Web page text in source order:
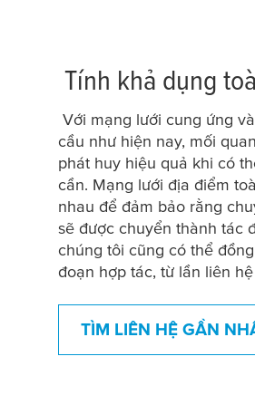
Tính khả dụng
Với mạng lưới cung ứng
cầu như hiện nay, mối
phát huy hiệu quả khi có
cần. Mạng lưới địa điểm
nhau để đảm bảo rằng
sẽ được chuyển thành tác
chúng tôi cũng có thể
đoạn hợp tác, từ lần liên
TÌM LIÊN HỆ GẦN